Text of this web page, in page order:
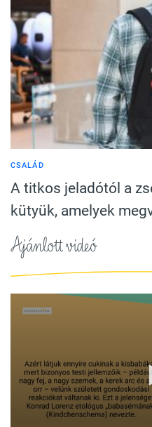
CSALÁD
A titkos jeladótól a
kütyük, amelyek
Ajánlott videó